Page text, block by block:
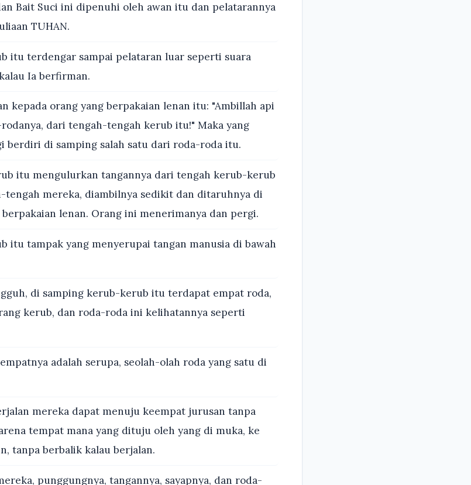
Bait Suci ini dipenuhi oleh awan itu dan pelatarannya
TUHAN.
itu terdengar sampai pelataran luar seperti suara
Ia berfirman.
kepada orang yang berpakaian lenan itu: "Ambillah api
dari tengah-tengah kerub itu!" Maka yang
berdiri di samping salah satu dari roda-roda itu.
itu mengulurkan tangannya dari tengah kerub-kerub
tengah mereka, diambilnya sedikit dan ditaruhnya di
lenan. Orang ini menerimanya dan pergi.
itu tampak yang menyerupai tangan manusia di bawah
di samping kerub-kerub itu terdapat empat roda,
kerub, dan roda-roda ini kelihatannya seperti
adalah serupa, seolah-olah roda yang satu di
mereka dapat menuju keempat jurusan tanpa
tempat mana yang dituju oleh yang di muka, ke
tanpa berbalik kalau berjalan.
punggungnya, tangannya, sayapnya, dan roda-